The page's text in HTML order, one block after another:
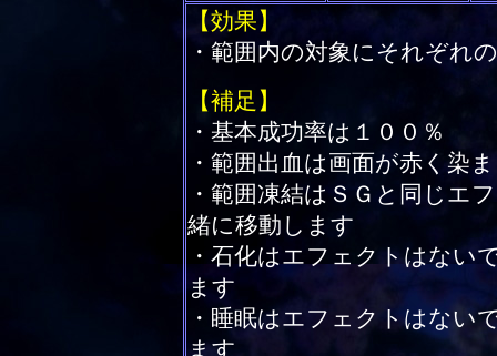
【効果】
・範囲内の対象にそれぞれ
【補足】
・基本成功率は１００％
・範囲出血は画面が赤く染
・範囲凍結はＳＧと同じエ
緒に移動します
・石化はエフェクトはない
ます
・睡眠はエフェクトはない
ます